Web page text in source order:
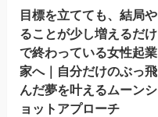
目標を立てても、結局や
ることが少し増えるだけ
で終わっている女性起業
家へ｜自分だけのぶっ飛
んだ夢を叶えるムーンシ
ョットアプローチ